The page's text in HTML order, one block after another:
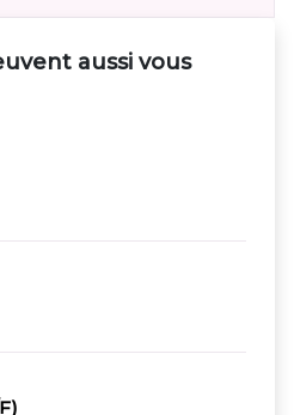
aussi vous